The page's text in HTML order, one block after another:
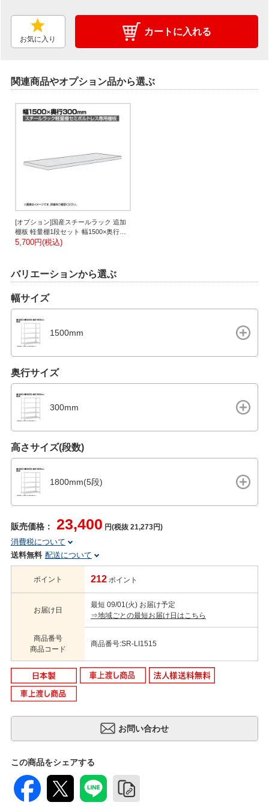
お気に入り
カートに入れる
関連商品やオプション品から選ぶ
[オプション]国産スチールラック 追加
棚板 軽量棚1段セット 幅1500×奥行
300mm用 セミボルトレス
5,700円(税込)
バリエーションから選ぶ
幅サイズ
1500mm
奥行サイズ
300mm
高さサイズ(段数)
1800mm(5段)
販売価格： 23,400 円(税抜 21,273円)
消費税について
送料無料 配送について
ポイント 212 ポイント
お届け日
最短 09/01(火) お届け予定
⇒地域ごとの最短お届け日はこちら
商品番号
商品コード
商品番号:SR-LI1515
この商品をシェアする